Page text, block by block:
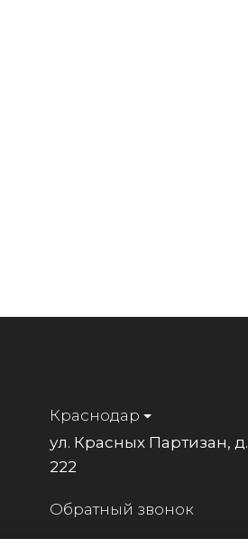
Краснодар
ул. Красных Партизан, д.
222
Обратный звонок